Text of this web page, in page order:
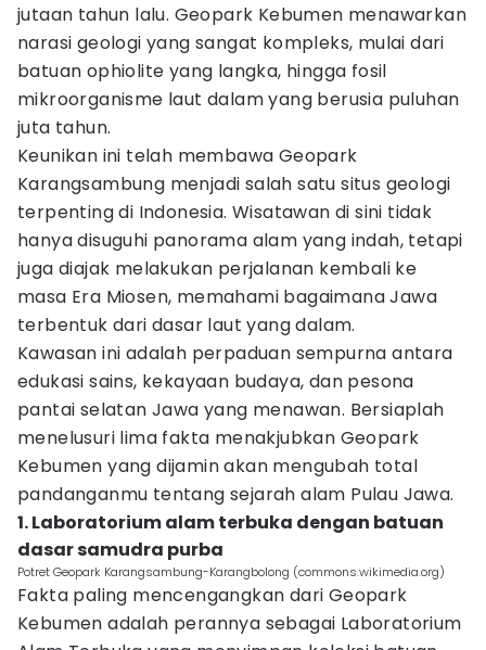
jutaan tahun lalu. Geopark Kebumen menawarkan
narasi geologi yang sangat kompleks, mulai dari
batuan ophiolite yang langka, hingga fosil
mikroorganisme laut dalam yang berusia puluhan
juta tahun.
Keunikan ini telah membawa Geopark
Karangsambung menjadi salah satu situs geologi
terpenting di Indonesia. Wisatawan di sini tidak
hanya disuguhi panorama alam yang indah, tetapi
juga diajak melakukan perjalanan kembali ke
masa Era Miosen, memahami bagaimana Jawa
terbentuk dari dasar laut yang dalam.
Kawasan ini adalah perpaduan sempurna antara
edukasi sains, kekayaan budaya, dan pesona
pantai selatan Jawa yang menawan. Bersiaplah
menelusuri lima fakta menakjubkan Geopark
Kebumen yang dijamin akan mengubah total
pandanganmu tentang sejarah alam Pulau Jawa.
1. Laboratorium alam terbuka dengan batuan
dasar samudra purba
Potret Geopark Karangsambung-Karangbolong (commons.wikimedia.org)
Fakta paling mencengangkan dari Geopark
Kebumen adalah perannya sebagai Laboratorium